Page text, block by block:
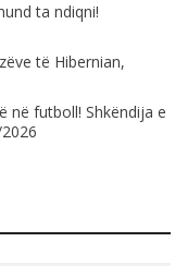
ta ndiqni!
të Hibernian,
në futboll! Shkëndija e